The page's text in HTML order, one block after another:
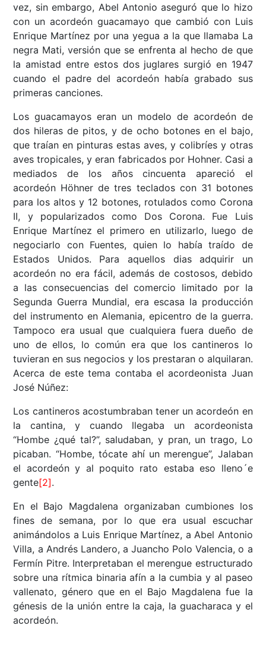
vez, sin embargo, Abel Antonio aseguró que lo hizo
con un acordeón guacamayo que cambió con Luis
Enrique Martínez por una yegua a la que llamaba La
negra Mati, versión que se enfrenta al hecho de que
la amistad entre estos dos juglares surgió en 1947
cuando el padre del acordeón había grabado sus
primeras canciones.
Los guacamayos eran un modelo de acordeón de
dos hileras de pitos, y de ocho botones en el bajo,
que traían en pinturas estas aves, y colibríes y otras
aves tropicales, y eran fabricados por Hohner. Casi a
mediados de los años cincuenta apareció el
acordeón Höhner de tres teclados con 31 botones
para los altos y 12 botones, rotulados como Corona
II, y popularizados como Dos Corona. Fue Luis
Enrique Martínez el primero en utilizarlo, luego de
negociarlo con Fuentes, quien lo había traído de
Estados Unidos. Para aquellos dias adquirir un
acordeón no era fácil, además de costosos, debido
a las consecuencias del comercio limitado por la
Segunda Guerra Mundial, era escasa la producción
del instrumento en Alemania, epicentro de la guerra.
Tampoco era usual que cualquiera fuera dueño de
uno de ellos, lo común era que los cantineros lo
tuvieran en sus negocios y los prestaran o alquilaran.
Acerca de este tema contaba el acordeonista Juan
José Núñez:
Los cantineros acostumbraban tener un acordeón en
la cantina, y cuando llegaba un acordeonista
“Hombe ¿qué tal?”, saludaban, y pran, un trago, Lo
picaban. “Hombe, tócate ahí un merengue”, Jalaban
el acordeón y al poquito rato estaba eso lleno´e
gente[2].
En el Bajo Magdalena organizaban cumbiones los
fines de semana, por lo que era usual escuchar
animándolos a Luis Enrique Martínez, a Abel Antonio
Villa, a Andrés Landero, a Juancho Polo Valencia, o a
Fermín Pitre. Interpretaban el merengue estructurado
sobre una rítmica binaria afín a la cumbia y al paseo
vallenato, género que en el Bajo Magdalena fue la
génesis de la unión entre la caja, la guacharaca y el
acordeón.